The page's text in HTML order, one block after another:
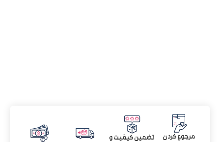
مرجوع کردن
تضمین کیفیت و